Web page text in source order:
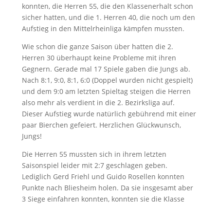
konnten, die Herren 55, die den Klassenerhalt schon
sicher hatten, und die 1. Herren 40, die noch um den
Aufstieg in den Mittelrheinliga kämpfen mussten.
Wie schon die ganze Saison über hatten die 2.
Herren 30 überhaupt keine Probleme mit ihren
Gegnern. Gerade mal 17 Spiele gaben die Jungs ab.
Nach 8:1, 9:0, 8:1, 6:0 (Doppel wurden nicht gespielt)
und dem 9:0 am letzten Spieltag steigen die Herren
also mehr als verdient in die 2. Bezirksliga auf.
Dieser Aufstieg wurde natürlich gebührend mit einer
paar Bierchen gefeiert. Herzlichen Glückwunsch,
Jungs!
Die Herren 55 mussten sich in ihrem letzten
Saisonspiel leider mit 2:7 geschlagen geben.
Lediglich Gerd Friehl und Guido Rosellen konnten
Punkte nach Bliesheim holen. Da sie insgesamt aber
3 Siege einfahren konnten, konnten sie die Klasse